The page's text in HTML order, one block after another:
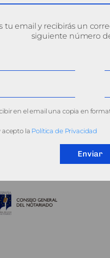
tu email y recibirás un
siguiente número
en el email una copia en
acepto la Política de Privacidad
Enviar